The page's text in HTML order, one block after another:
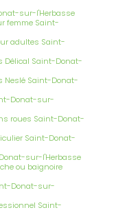
sur-l'Herbasse
femme Saint-
adultes Saint-
Délical Saint-Donat-
Neslé Saint-Donat-
Donat-sur-
roues Saint-Donat-
Saint-Donat-
sur-l'Herbasse
ou baignoire
Donat-sur-
Saint-